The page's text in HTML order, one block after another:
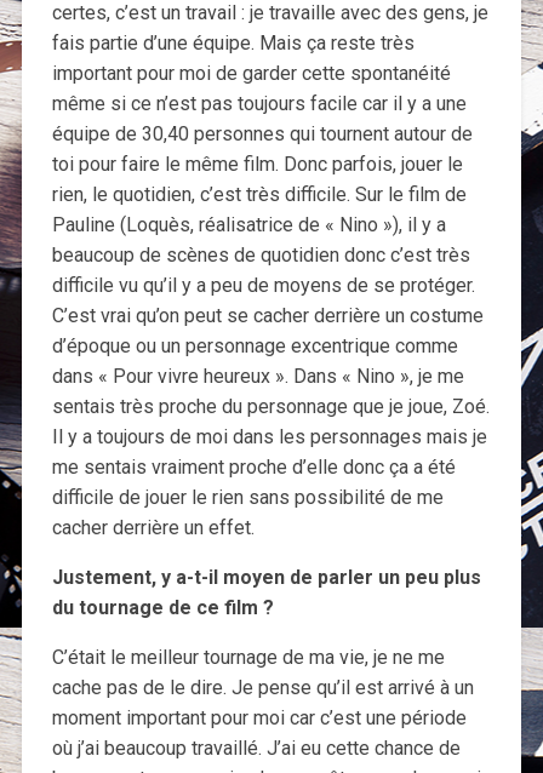
certes, c’est un travail : je travaille avec des gens, je
fais partie d’une équipe. Mais ça reste très
important pour moi de garder cette spontanéité
même si ce n’est pas toujours facile car il y a une
équipe de 30,40 personnes qui tournent autour de
toi pour faire le même film. Donc parfois, jouer le
rien, le quotidien, c’est très difficile. Sur le film de
Pauline (Loquès, réalisatrice de « Nino »), il y a
beaucoup de scènes de quotidien donc c’est très
difficile vu qu’il y a peu de moyens de se protéger.
C’est vrai qu’on peut se cacher derrière un costume
d’époque ou un personnage excentrique comme
dans « Pour vivre heureux ». Dans « Nino », je me
sentais très proche du personnage que je joue, Zoé.
Il y a toujours de moi dans les personnages mais je
me sentais vraiment proche d’elle donc ça a été
difficile de jouer le rien sans possibilité de me
cacher derrière un effet.
Justement, y a-t-il moyen de parler un peu plus
du tournage de ce film ?
C’était le meilleur tournage de ma vie, je ne me
cache pas de le dire. Je pense qu’il est arrivé à un
moment important pour moi car c’est une période
où j’ai beaucoup travaillé. J’ai eu cette chance de